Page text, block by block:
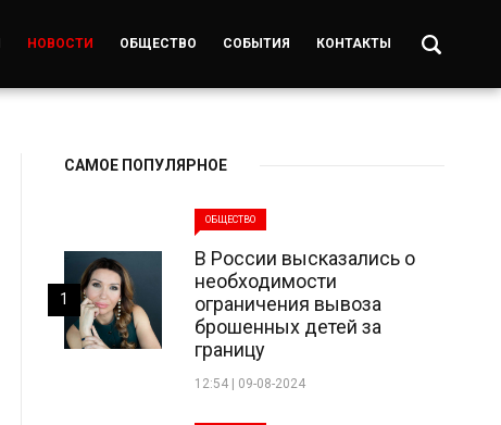
НОВОСТИ ОБЩЕСТВО СОБЫТИЯ КОНТАКТЫ
САМОЕ ПОПУЛЯРНОЕ
ОБЩЕСТВО
В России высказались о
необходимости
ограничения вывоза
брошенных детей за
границу
12:54 | 09-08-2024
1